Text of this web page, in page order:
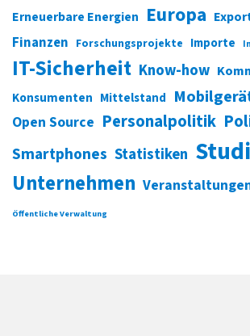
Erneuerbare Energien Europa
Finanzen Forschungsprojekte Importe
IT-Sicherheit Know-how
Konsumenten Mittelstand
Open Source Personalpolitik
Smartphones Statistiken
Unternehmen
Öffentliche Verwaltung